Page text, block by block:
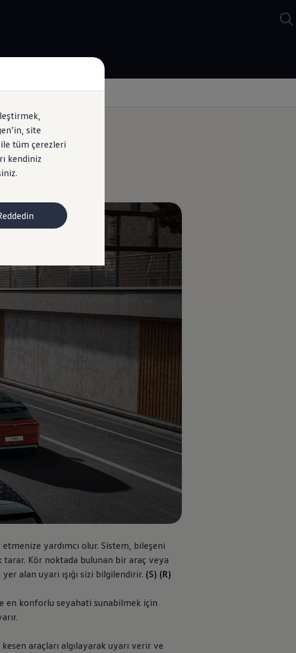
site
tüm çerezleri
kendiniz
yardımcı olur. Sistem, bileşeni
tarar. Kör noktada bulunan bir araç veya
alan uyarı ışığı sizi bilgilendirir. (S) (R)
en konforlu seyahati sunabilmek için
araçları algılayarak uyarı verir ve